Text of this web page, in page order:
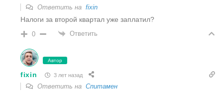
Ответить на fixin
Налоги за второй квартал уже заплатил?
0 Ответить
Автор
fixin 3 лет назад
Ответить на Спитамен